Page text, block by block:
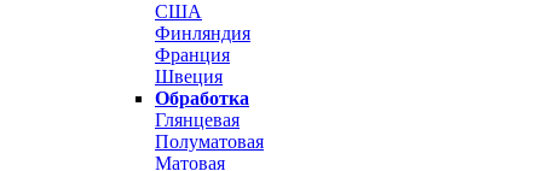
США
Финляндия
Франция
Швеция
Обработка
Глянцевая
Полуматовая
Матовая